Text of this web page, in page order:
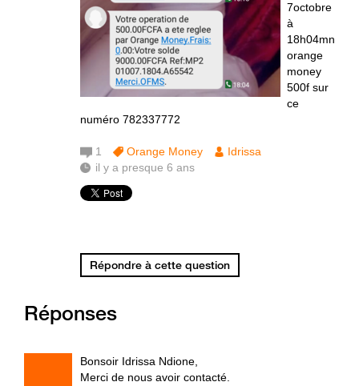
7octobre
à
18h04mn
orange
money
500f sur
ce
numéro 782337772
1 Orange Money
Idrissa
il y a presque 6 ans
Répondre à cette question
Réponses
Bonsoir Idrissa Ndione,
Merci de nous avoir contacté.